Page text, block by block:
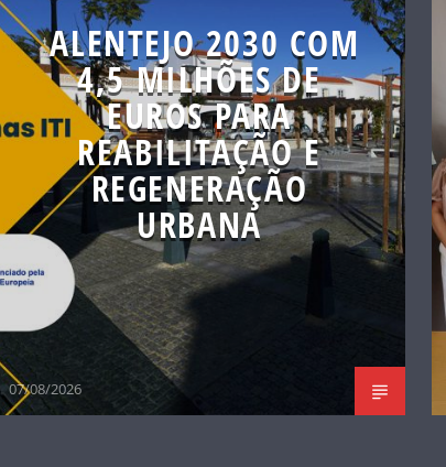
ALENTEJO 2030 COM
4,5 MILHÕES DE
EUROS PARA
REABILITAÇÃO E
REGENERAÇÃO
URBANA
07/08/2026